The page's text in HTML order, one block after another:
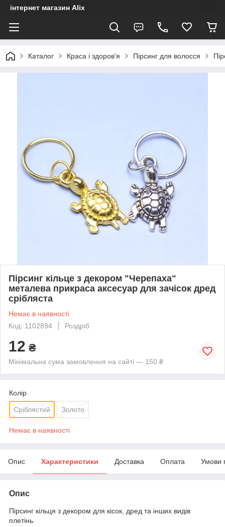
інтернет магазин Alix
Каталог Краса і здоров'я Пірсинг для волосся
Пірсинг кільце з декором "Черепаха"
металева прикраса аксесуар для зачісок дред
срібляста
Немає в наявності
Код: 1102894
Роздріб
12 ₴
Мінімальна сума замовлення на сайті — 150 ₴
Колір
Сріблястий Золото
Немає в наявності
Опис Характеристики Доставка Оплата Умови
Опис
Пірсинг кільця з декором для кісок, дред та інших видів
плетінь.